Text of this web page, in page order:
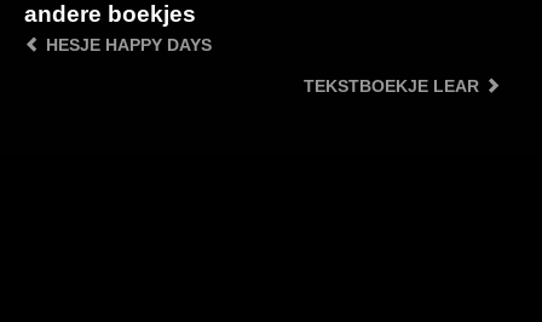
andere boekjes
HESJE HAPPY DAYS
TEKSTBOEKJE LEAR